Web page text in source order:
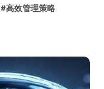
#高效管理策略